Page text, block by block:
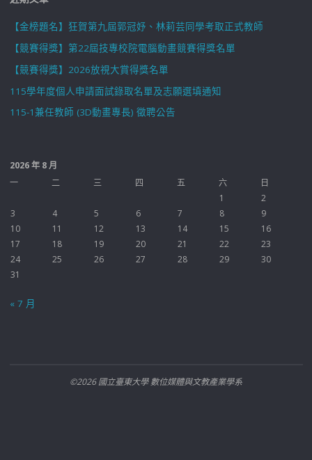
【金榜題名】狂賀第九屆郭冠妤、林莉芸同學考取正式教師
【競賽得獎】第22屆技專校院電腦動畫競賽得獎名單
【競賽得獎】2026放視大賞得獎名單
115學年度個人申請面試錄取名單及志願選填通知
115-1兼任教師 (3D動畫專長) 徵聘公告
2026 年 8 月
一
二 三 四 五 六
日
1
2
3
4 5 6 7 8
9
10
11 12 13 14 15
16
17
18 19 20 21 22
23
24
25 26 27 28 29
30
31
« 7 月
©2026 國立臺東大學 數位媒體與文教產業學系